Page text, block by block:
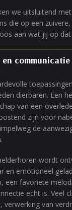
we uitsluitend
die op een
aan wat jij op
dierbaren. Een
van een
zijn voor
de
wordt
en emotioneel
een favoriete
echt is. Veel
verwerking van